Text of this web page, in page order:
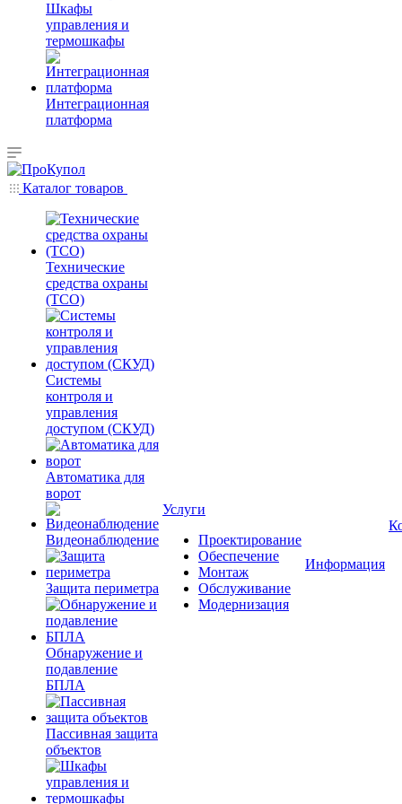
Шкафы
управления и
термошкафы
Интеграционная
платформа
Каталог товаров
Технические
средства охраны
(ТСО)
Системы
контроля и
управления
доступом (СКУД)
Автоматика для
ворот
Видеонаблюдение
Защита периметра
Обнаружение и
подавление
БПЛА
Пассивная защита
объектов
Услуги
Проектирование
Обеспечение
Монтаж
Обслуживание
Модернизация
Информация